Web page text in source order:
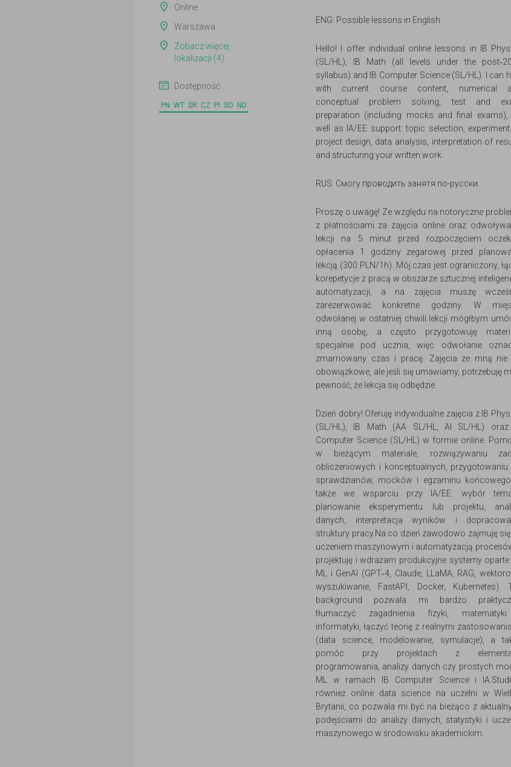
Online
Warszawa
Zobacz więcej
lokalizacji (4)
Dostępność
PN WT ŚR CZ PI SO ND
ENG: Possible lessons in English
Hello! I offer individual online lessons in IB
(SL/HL), IB Math (all levels under the
syllabus) and IB Computer Science (SL/HL). I can
with current course content, numerical
conceptual problem solving, test and
preparation (including mocks and final exams),
well as IA/EE support: topic selection,
project design, data analysis, interpretation of
and structuring your written work.
RUS: Смогу проводить занятя по-русски.
Proszę o uwagę! Ze względu na notoryczne
z płatnościami za zajęcia online oraz
lekcji na 5 minut przed rozpoczęciem
opłacenia 1 godziny zegarowej przed
lekcją (300 PLN/1h). Mój czas jest ograniczony,
korepetycje z pracą w obszarze sztucznej
automatyzacji, a na zajęcia muszę
zarezerwować konkretne godziny. W
odwołanej w ostatniej chwili lekcji mógłbym
inną osobę, a często przygotowuję
specjalnie pod ucznia, więc odwołanie
zmarnowany czas i pracę. Zajęcia ze mną nie
obowiązkowe, ale jeśli się umawiamy, potrzebuję
pewność, że lekcja się odbędzie.​
Dzień dobry! Oferuję indywidualne zajęcia z IB
(SL/HL), IB Math (AA SL/HL, AI SL/HL) oraz
Computer Science (SL/HL) w formie online.
w bieżącym materiale, rozwiązywaniu
obliczeniowych i konceptualnych, przygotowaniu
sprawdzianów, mocków i egzaminu
także we wsparciu przy IA/EE: wybór
planowanie eksperymentu lub projektu,
danych, interpretacja wyników i
struktury pracy.​Na co dzień zawodowo zajmuję się
uczeniem maszynowym i automatyzacją
projektuję i wdrażam produkcyjne systemy oparte
ML i GenAI (GPT‑4, Claude, LLaMA, RAG,
wyszukiwanie, FastAPI, Docker, Kubernetes).
background pozwala mi bardzo
tłumaczyć zagadnienia fizyki,
informatyki, łączyć teorię z realnymi
(data science, modelowanie, symulacje), a
pomóc przy projektach z
programowania, analizy danych czy prostych
ML w ramach IB Computer Science i
również online data science na uczelni w
Brytanii, co pozwala mi być na bieżąco z
podejściami do analizy danych, statystyki i
maszynowego w środowisku akademickim.